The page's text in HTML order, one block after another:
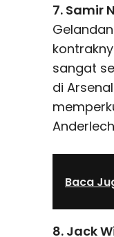
7. Samir
sangat
di
Baca
8. Jack